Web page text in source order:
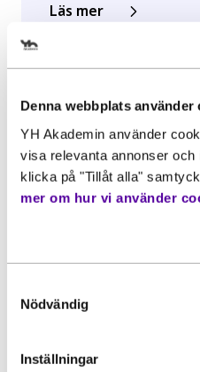
Denna webbplats använder
YH Akademin använder
visa relevanta annonser
klicka på "Tillåt alla"
mer om hur vi använder
Nödvändig
Inställningar
Läs mer
YH-flex
Välj det
Gör en
mer
utbildningen
Efternamn
kunna för att
För att kunna söka
grundläggande
färdigheter och